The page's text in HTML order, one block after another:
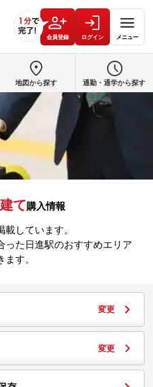
会員登録 ログイン メニュー
て購入情報
しています。
った日進駅のおすすめエリア
す。
変更
変更
地図から探す 通勤・通学から探す